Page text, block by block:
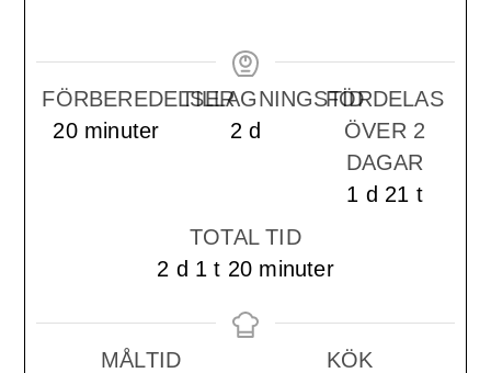
FÖRBEREDELSER
20minuter
minuter
TILLAGNINGSTID
2days
d
FÖRDELAS
ÖVER 2
DAGAR
1 day
d 21 timmar
t
TOTAL TID
2 days
d 1 timme
t 20minuter
minuter
MÅLTID
KÖK